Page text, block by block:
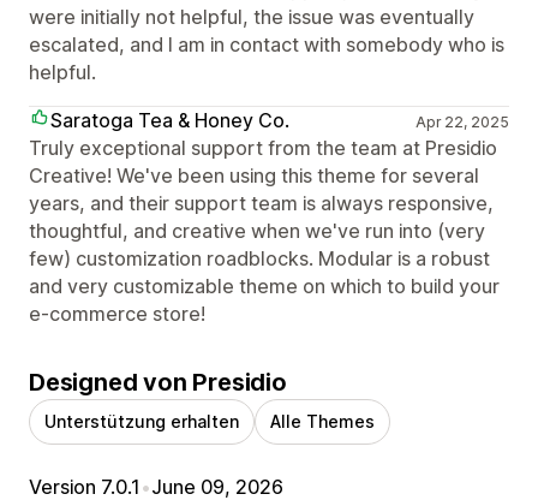
were initially not helpful, the issue was eventually
escalated, and I am in contact with somebody who is
helpful.
Saratoga Tea & Honey Co.
Apr 22, 2025
Truly exceptional support from the team at Presidio
Creative! We've been using this theme for several
years, and their support team is always responsive,
thoughtful, and creative when we've run into (very
few) customization roadblocks. Modular is a robust
and very customizable theme on which to build your
e-commerce store!
Designed von Presidio
Unterstützung erhalten Alle Themes
Version 7.0.1 •June 09, 2026